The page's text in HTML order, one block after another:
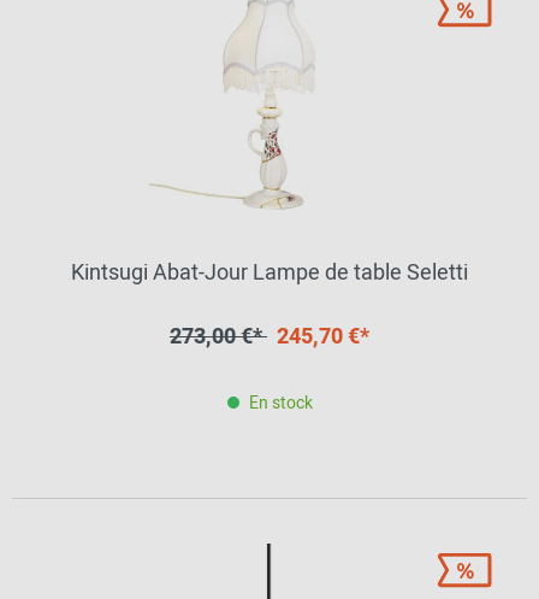
Kintsugi Abat-Jour Lampe de table Seletti
273,00 €* 245,70 €*
En stock